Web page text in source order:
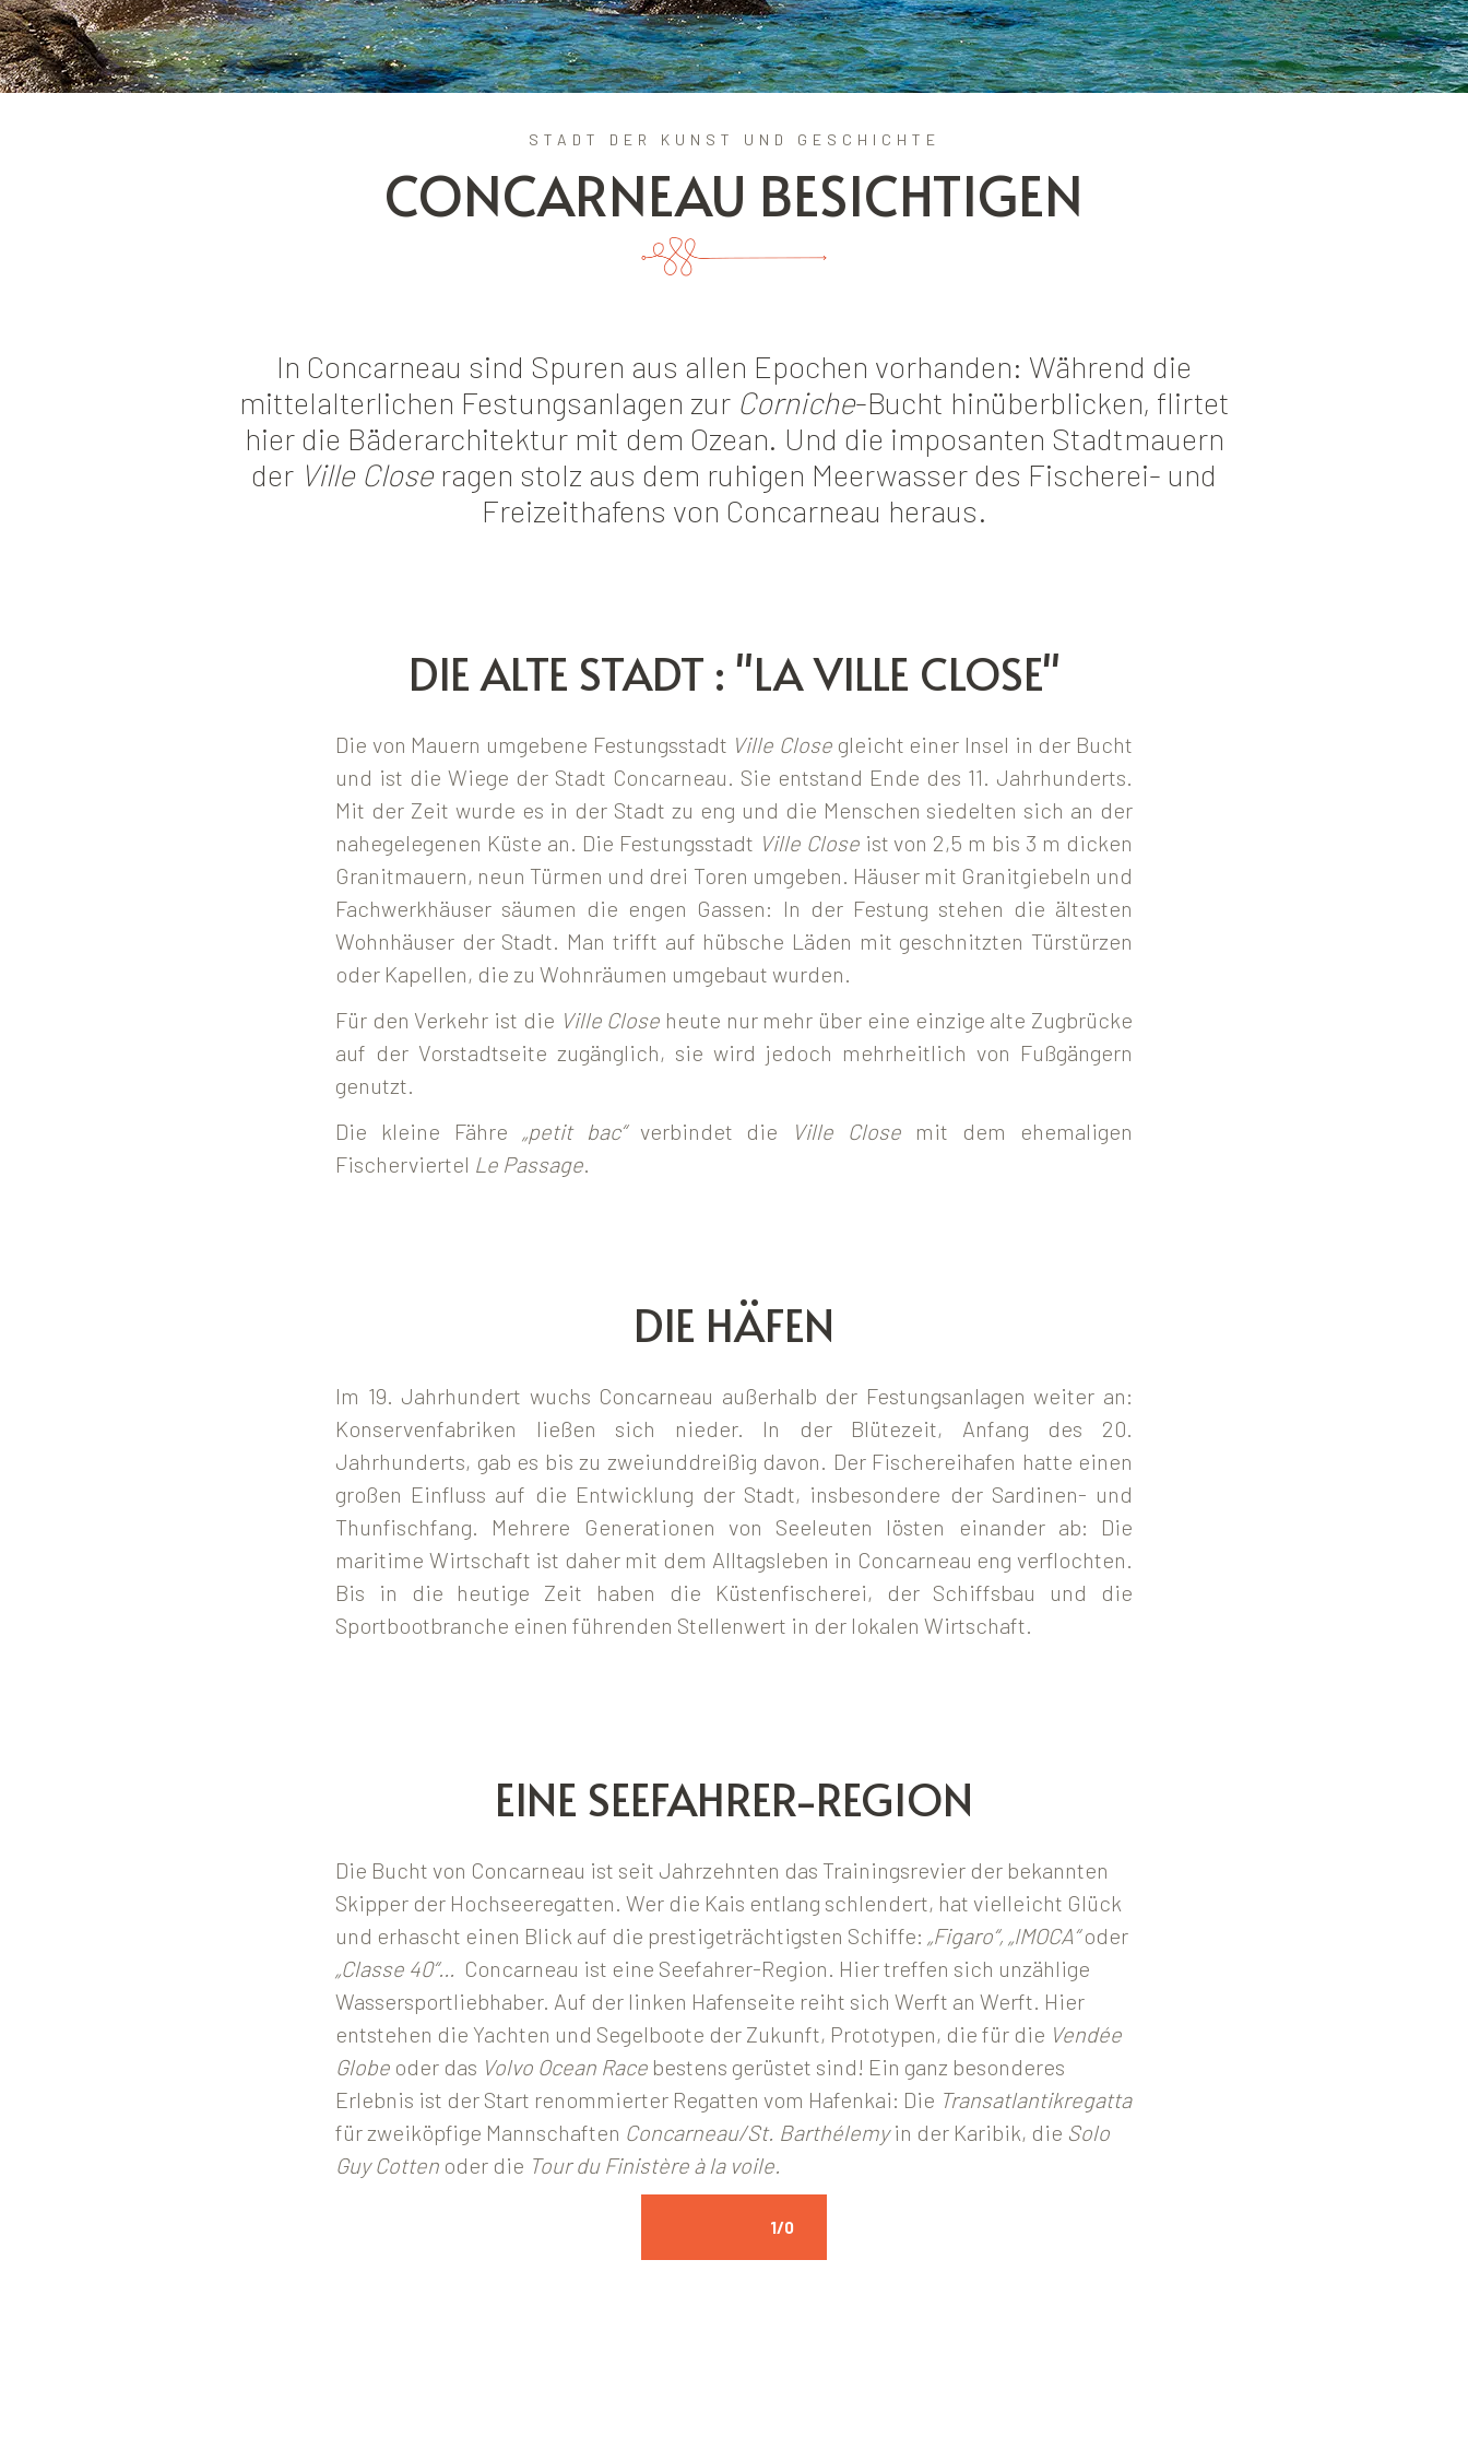
STADT DER KUNST UND GESCHICHTE
CONCARNEAU BESICHTIGEN
In Concarneau sind Spuren aus allen Epochen vorhanden: Während die
mittelalterlichen Festungsanlagen zur Corniche-Bucht hinüberblicken, flirtet
hier die Bäderarchitektur mit dem Ozean. Und die imposanten Stadtmauern
der Ville Closeragen stolz aus dem ruhigen Meerwasser des Fischerei- und
Freizeithafens von Concarneau heraus.
DIE ALTE STADT : "LA VILLE CLOSE"
Die von Mauern umgebene Festungsstadt Ville Close gleicht einer Insel in der Bucht
und ist die Wiege der Stadt Concarneau. Sie entstand Ende des 11. Jahrhunderts.
Mit der Zeit wurde es in der Stadt zu eng und die Menschen siedelten sich an der
nahegelegenen Küste an. Die Festungsstadt Ville Closeist von 2,5 m bis 3 m dicken
Granitmauern, neun Türmen und drei Toren umgeben. Häuser mit Granitgiebeln und
Fachwerkhäuser säumen die engen Gassen: In der Festung stehen die ältesten
Wohnhäuser der Stadt. Man trifft auf hübsche Läden mit geschnitzten Türstürzen
oder Kapellen, die zu Wohnräumen umgebaut wurden.
Für den Verkehr ist die Ville Close heute nur mehr über eine einzige alte Zugbrücke
auf der Vorstadtseite zugänglich, sie wird jedoch mehrheitlich von Fußgängern
genutzt.
Die kleine Fähre „petit bac“verbindet die Ville Close mit dem ehemaligen
Fischerviertel Le Passage
DIE HÄFEN
Im 19. Jahrhundert wuchs Concarneau außerhalb der Festungsanlagen weiter an:
Konservenfabriken ließen sich nieder. In der Blütezeit, Anfang des 20.
Jahrhunderts, gab es bis zu zweiunddreißig davon. Der Fischereihafen hatte einen
großen Einfluss auf die Entwicklung der Stadt, insbesondere der Sardinen- und
Thunfischfang. Mehrere Generationen von Seeleuten lösten einander ab: Die
maritime Wirtschaft ist daher mit dem Alltagsleben in Concarneau eng verflochten.
Bis in die heutige Zeit haben die Küstenfischerei, der Schiffsbau und die
Sportbootbranche einen führenden Stellenwert in der lokalen Wirtschaft.
EINE SEEFAHRER-REGION
Die Bucht von Concarneau ist seit Jahrzehnten das Trainingsrevier der bekannten
Skipper der Hochseeregatten. Wer die Kais entlang schlendert, hat vielleicht Glück
und erhascht einen Blick auf die prestigeträchtigsten Schiffe: „Figaro“, „IMOCA“oder
„Classe 40“…
Concarneau ist eine Seefahrer-Region. Hier treffen sich unzählige
Wassersportliebhaber. Auf der linken Hafenseite reiht sich Werft an Werft. Hier
entstehen die Yachten und Segelboote der Zukunft, Prototypen, die für die Vendée
Globe oder das Volvo Ocean Race bestens gerüstet sind! Ein ganz besonderes
Erlebnis ist der Start renommierter Regatten vom Hafenkai: Die Transatlantikregatta
für zweiköpfige Mannschaften Concarneau/St. Barthélemyin der Karibik, die Solo
Guy Cotten oder die Tour du Finistère à la voile.
1/0